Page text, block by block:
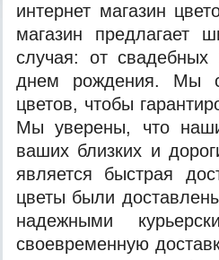
интернет магазин
магазин предлагает
случая: от свадебных
днем рождения. Мы
цветов, чтобы
Мы уверены, что
ваших близких и
является быстрая
цветы были
надежными
своевременную